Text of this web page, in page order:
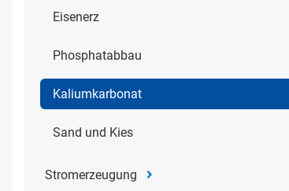
Eisenerz
Phosphatabbau
Kaliumkarbonat
Sand und Kies
Stromerzeugung